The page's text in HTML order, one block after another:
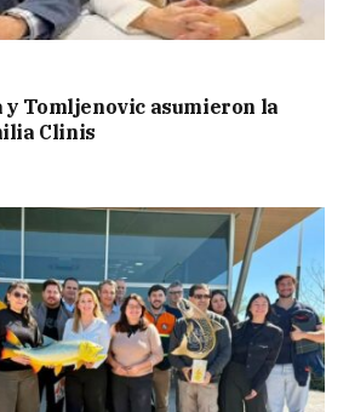
y Tomljenovic asumieron la
Clinis